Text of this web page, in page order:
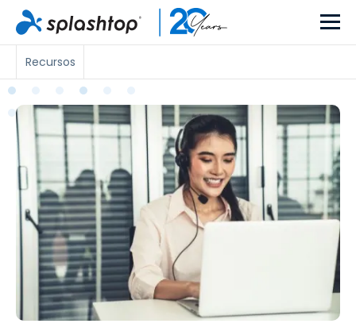
Recursos